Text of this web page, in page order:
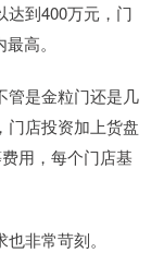
达到400万元，门
高。
管是金粒门还是几
门店投资加上货盘
用，每个门店基
非常苛刻。